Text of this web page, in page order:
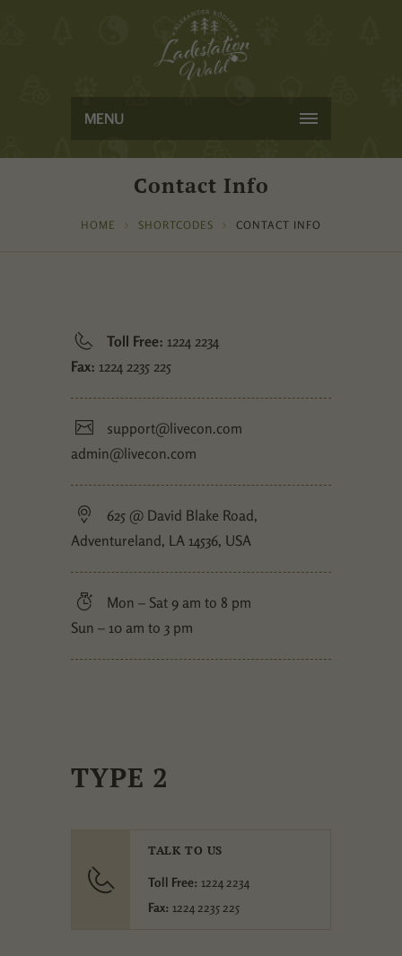
MENU
Contact Info
HOME SHORTCODES CONTACT INFO
Toll Free: 1224 2234
Fax: 1224 2235 225
support@livecon.com
admin@livecon.com
625 @ David Blake Road,
Adventureland, LA 14536, USA
Mon – Sat 9 am to 8 pm
Sun – 10 am to 3 pm
TYPE 2
TALK TO US
Toll Free: 1224 2234
Fax: 1224 2235 225